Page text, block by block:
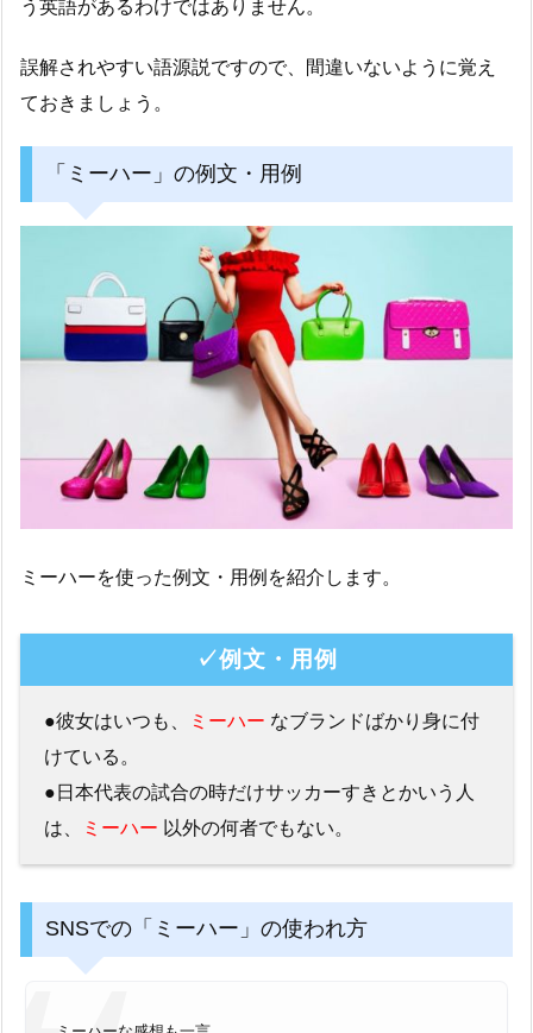
う英語があるわけではありません。
誤解されやすい語源説ですので、間違いないように覚え
ておきましょう。
「ミーハー」の例文・用例
ミーハーを使った例文・用例を紹介します。
✓例文・用例
●彼女はいつも、 ミーハー なブランドばかり身に付
けている。
●日本代表の試合の時だけサッカーすきとかいう人
は、
ミーハー 以外の何者でもない。
SNSでの「ミーハー」の使われ方